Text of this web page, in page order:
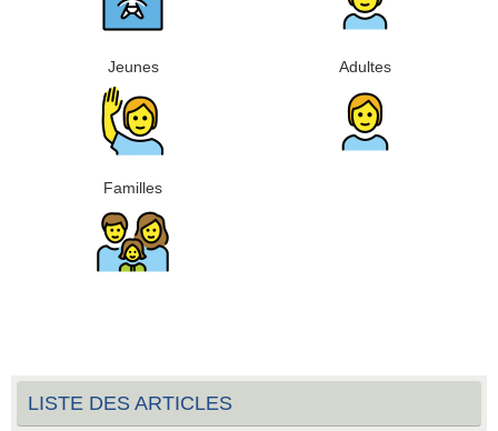
Jeunes Adultes
Familles
LISTE DES ARTICLES